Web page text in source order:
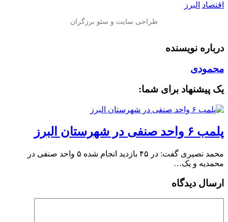
اقتصاد البرز
درباره نویسنده
محمودی
یک پیشنهاد برای شما:
پلمب ۶ واحد صنفی در شهرستان البرز
محمد نصیری گفت: در ۴۵ بازدید انجام شده ۵ واحد صنفی در
محمدیه و یک…
ارسال دیدگاه